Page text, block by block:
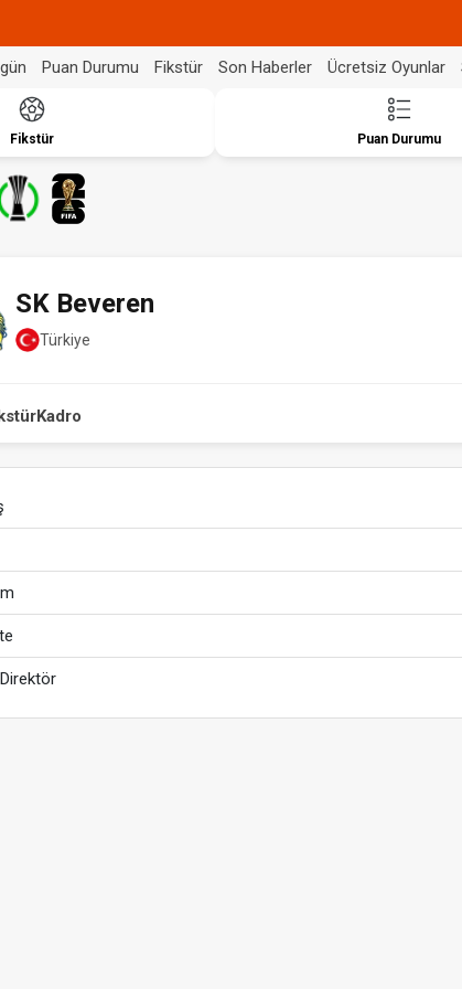
Puan Durumu Fikstür Son Haberler Ücretsiz Oyunlar
Fikstür Puan Durumu
SK Beveren
Türkiye
Kadro